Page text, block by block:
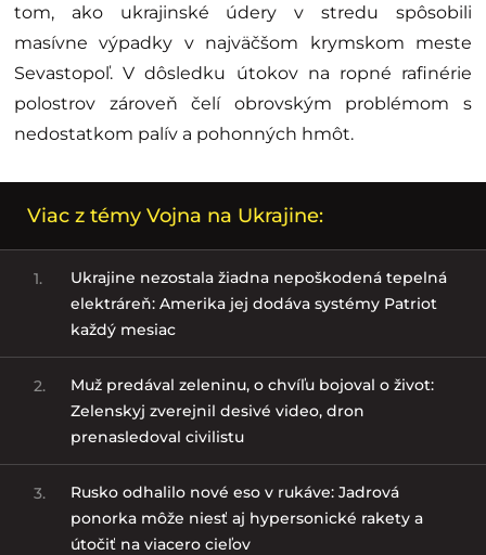
tom, ako ukrajinské údery v stredu spôsobili
masívne výpadky v najväčšom krymskom meste
Sevastopoľ. V dôsledku útokov na ropné rafinérie
polostrov zároveň čelí obrovským problémom s
nedostatkom palív a pohonných hmôt.
Viac z témy Vojna na Ukrajine:
1.
Ukrajine nezostala žiadna nepoškodená tepelná
elektráreň: Amerika jej dodáva systémy Patriot
každý mesiac
2.
Muž predával zeleninu, o chvíľu bojoval o život:
Zelenskyj zverejnil desivé video, dron
prenasledoval civilistu
3.
Rusko odhalilo nové eso v rukáve: Jadrová
ponorka môže niesť aj hypersonické rakety a
útočiť na viacero cieľov